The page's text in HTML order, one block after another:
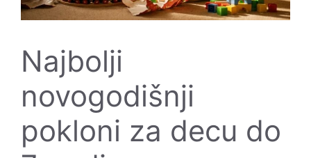
Najbolji
novogodišnji
pokloni za decu do